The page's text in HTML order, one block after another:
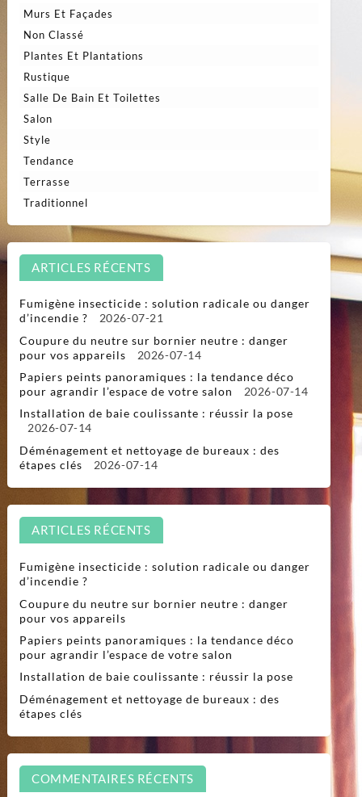
Murs Et Façades
Non Classé
Plantes Et Plantations
Rustique
Salle De Bain Et Toilettes
Salon
Style
Tendance
Terrasse
Traditionnel
ARTICLES RÉCENTS
Fumigène insecticide : solution radicale ou danger
d’incendie ?
2026-07-21
Coupure du neutre sur bornier neutre : danger
pour vos appareils
2026-07-14
Papiers peints panoramiques : la tendance déco
pour agrandir l’espace de votre salon
2026-07-14
Installation de baie coulissante : réussir la pose
2026-07-14
Déménagement et nettoyage de bureaux : des
étapes clés
2026-07-14
ARTICLES RÉCENTS
Fumigène insecticide : solution radicale ou danger
d’incendie ?
Coupure du neutre sur bornier neutre : danger
pour vos appareils
Papiers peints panoramiques : la tendance déco
pour agrandir l’espace de votre salon
Installation de baie coulissante : réussir la pose
Déménagement et nettoyage de bureaux : des
étapes clés
COMMENTAIRES RÉCENTS